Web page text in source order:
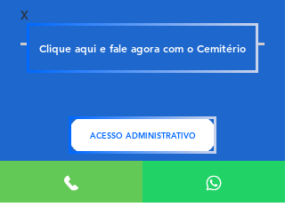
X
Clique aqui e fale agora com o Cemitério
ACESSO ADMINISTRATIVO